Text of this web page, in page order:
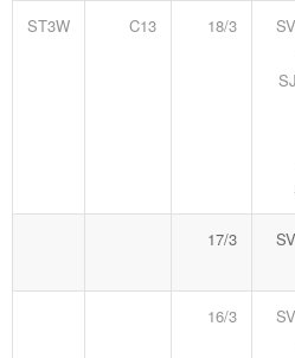
ST3W C13 18/3
17/3
16/3